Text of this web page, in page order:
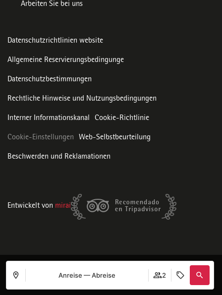
Anreise — Abreise 2
Arbeiten Sie bei uns
Datenschutzrichtlinien website
Allgemeine Reservierungsbedingunge
Datenschutzbestimmungen
Rechtliche Hinweise und Nutzungsbedingungen
Interner Informationskanal Cookie-Richtlinie
Cookie-Einstellungen Web-Selbstbeurteilung
Beschwerden und Reklamationen
Entwickelt von mirai